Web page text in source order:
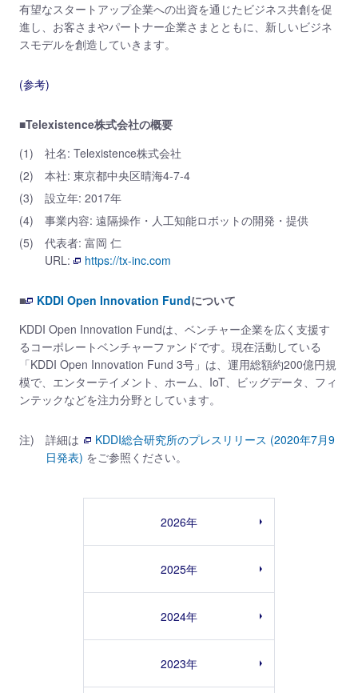
有望なスタートアップ企業への出資を通じたビジネス共創を促
進し、お客さまやパートナー企業さまとともに、新しいビジネ
スモデルを創造していきます。
(参考)
■Telexistence株式会社の概要
(1)
社名: Telexistence株式会社
(2)
本社: 東京都中央区晴海4-7-4
(3)
設立年: 2017年
(4)
事業内容: 遠隔操作・人工知能ロボットの開発・提供
(5)
代表者: 富岡 仁
URL:
https://tx-inc.com
■ KDDI Open Innovation Fundについて
KDDI Open Innovation Fundは、ベンチャー企業を広く支援す
るコーポレートベンチャーファンドです。現在活動している
「KDDI Open Innovation Fund 3号」は、運用総額約200億円規
模で、エンターテイメント、ホーム、IoT、ビッグデータ、フィ
ンテックなどを注力分野としています。
注) 詳細は
KDDI総合研究所のプレスリリース (2020年7月9
日発表) をご参照ください。
2026年
2025年
2024年
2023年